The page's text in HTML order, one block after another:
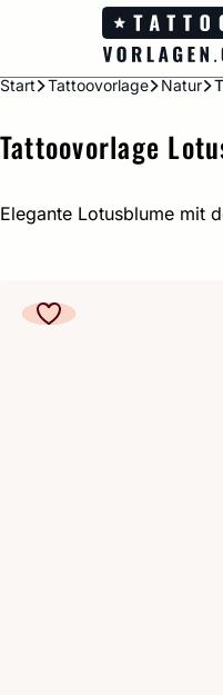
Start Tattoovorlage Natur
Tattoovorlage
Elegante Lotusblume mit